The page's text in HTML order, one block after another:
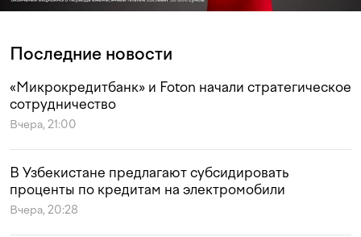
Последние новости
«Микрокредитбанк» и Foton начали стратегическое
сотрудничество
Вчера, 21:00
В Узбекистане предлагают субсидировать
проценты по кредитам на электромобили
Вчера, 20:28